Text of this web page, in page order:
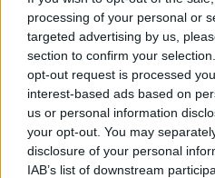
processing of your personal or
targeted advertising by us,
section to confirm your
opt-out request is processed
interest-based ads based on
us or personal information
your opt-out. You may
disclosure of your personal
IAB’s list of downstream
Föräldrar oroliga
Rumskulla: "Sorgligt
barnen"